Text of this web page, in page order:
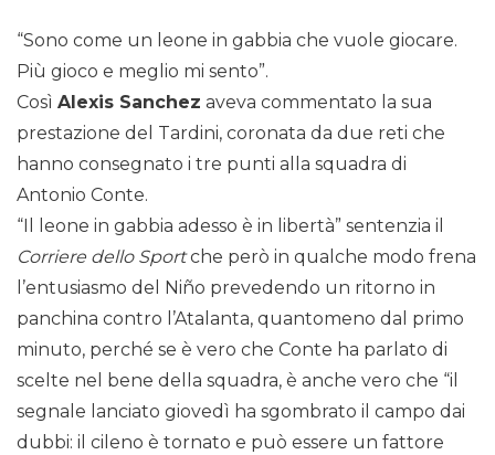
“Sono come un leone in gabbia che vuole giocare.
Più gioco e meglio mi sento”.
Così Alexis Sanchez aveva commentato la sua
prestazione del Tardini, coronata da due reti che
hanno consegnato i tre punti alla squadra di
Antonio Conte.
“Il leone in gabbia adesso è in libertà” sentenzia il
Corriere dello Sportche però in qualche modo frena
l’entusiasmo del Niño prevedendo un ritorno in
panchina contro l’Atalanta, quantomeno dal primo
minuto, perché se è vero che Conte ha parlato di
scelte nel bene della squadra, è anche vero che “il
segnale lanciato giovedì ha sgombrato il campo dai
dubbi: il cileno è tornato e può essere un fattore